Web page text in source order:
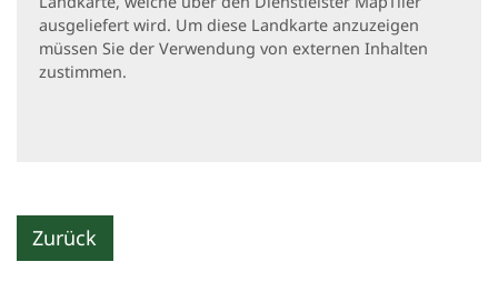
ausgeliefert wird. Um diese Landkarte anzuzeigen
müssen Sie der Verwendung von externen Inhalten
zustimmen.
Zurück